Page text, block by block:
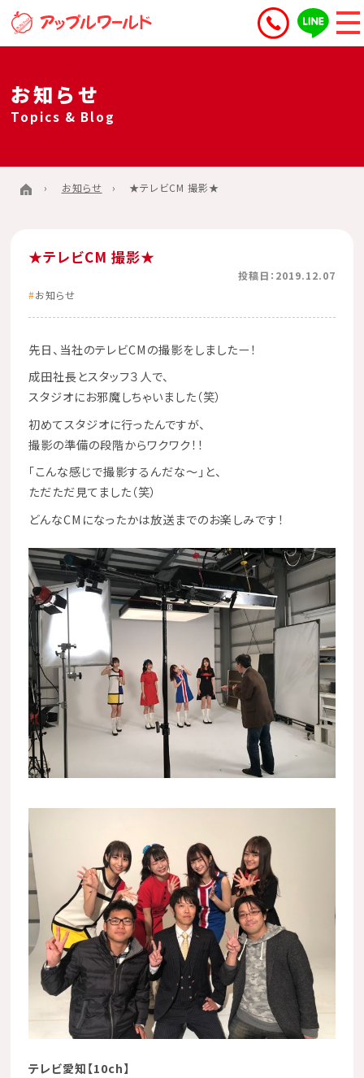
お知らせ
Topics & Blog
お知らせ ★テレビCM 撮影★
★テレビCM 撮影★
投稿日：2019.12.07
お知らせ
先日、当社のテレビCMの撮影をしましたー！
成田社長とスタッフ３人で、
スタジオにお邪魔しちゃいました（笑）
初めてスタジオに行ったんですが、
撮影の準備の段階からワクワク！！
「こんな感じで撮影するんだな～」と、
ただただ見てました（笑）
どんなCMになったかは放送までのお楽しみです！
テレビ愛知【10ch】